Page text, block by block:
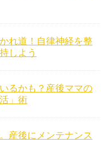
れ道！自律神経を整
しよう
るかも？産後ママの
」術
産後にメンテナンス